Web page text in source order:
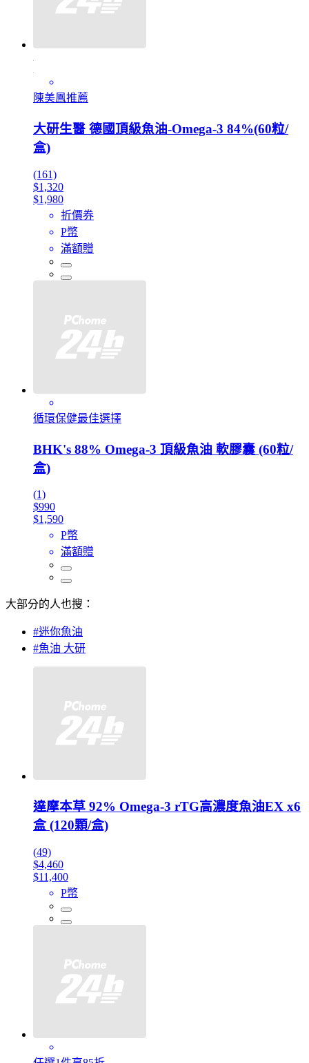
陳美鳳推薦
大研生醫 德國頂級魚油-Omega-3 84%(60粒/
盒)
(161)
$1,320
$1,980
折價券
P幣
滿額贈
循環保健最佳選擇
BHK's 88% Omega-3 頂級魚油 軟膠囊 (60粒/
盒)
(1)
$990
$1,590
P幣
滿額贈
大部分的人也搜：
#迷你魚油
#魚油 大研
達摩本草 92% Omega-3 rTG高濃度魚油EX x6
盒 (120顆/盒)
(49)
$4,460
$11,400
P幣